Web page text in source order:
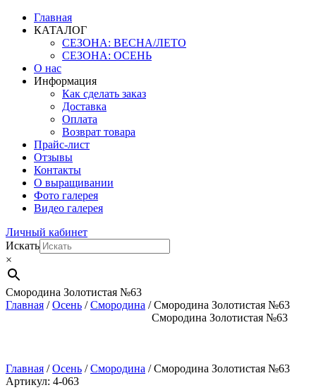
Главная
КАТАЛОГ
СЕЗОНА: ВЕСНА/ЛЕТО
СЕЗОНА: ОСЕНЬ
О нас
Информация
Как сделать заказ
Доставка
Оплата
Возврат товара
Прайс-лист
Отзывы
Контакты
О выращивании
Фото галерея
Видео галерея
Личный кабинет
Искать
×
Смородина Золотистая №63
Главная /Осень /Смородина / Смородина Золотистая №63
Смородина Золотистая №63
Главная /Осень /Смородина / Смородина Золотистая №63
Артикул: 4-063